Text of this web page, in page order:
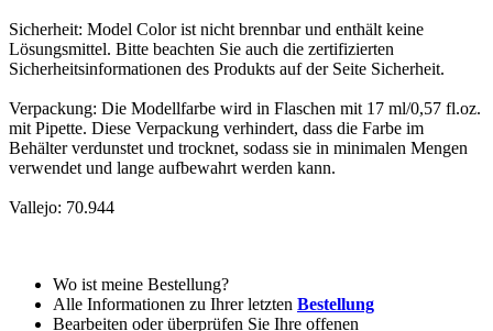
Sicherheit: Model Color ist nicht brennbar und enthält keine
Lösungsmittel. Bitte beachten Sie auch die zertifizierten
Sicherheitsinformationen des Produkts auf der Seite Sicherheit.
Verpackung: Die Modellfarbe wird in Flaschen mit 17 ml/0,57 fl.oz.
mit Pipette. Diese Verpackung verhindert, dass die Farbe im
Behälter verdunstet und trocknet, sodass sie in minimalen Mengen
verwendet und lange aufbewahrt werden kann.
Vallejo: 70.944
Wo ist meine Bestellung?
Alle Informationen zu Ihrer letzten Bestellung
Bearbeiten oder überprüfen Sie Ihre offenen